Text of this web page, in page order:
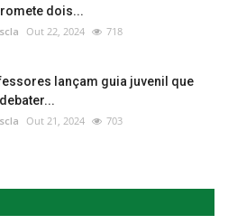
dois...
Out 22, 2024 718
lançam guia juvenil que
Out 21, 2024 703